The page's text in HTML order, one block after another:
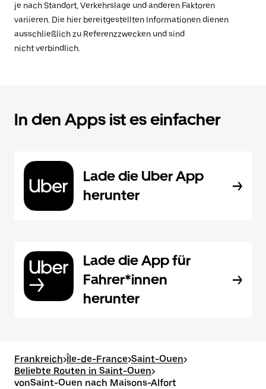
je nach Standort, Verkehrslage und anderen Faktoren
variieren. Die hier bereitgestellten Informationen dienen
ausschließlich zu Referenzzwecken und sind
nicht verbindlich.
In den Apps ist es einfacher
Lade die Uber App
herunter
Lade die App für
Fahrer*innen
herunter
Frankreich>Île-de-France>Saint-Ouen>
Beliebte Routen in Saint-Ouen>
vonSaint-Ouen nach Maisons-Alfort